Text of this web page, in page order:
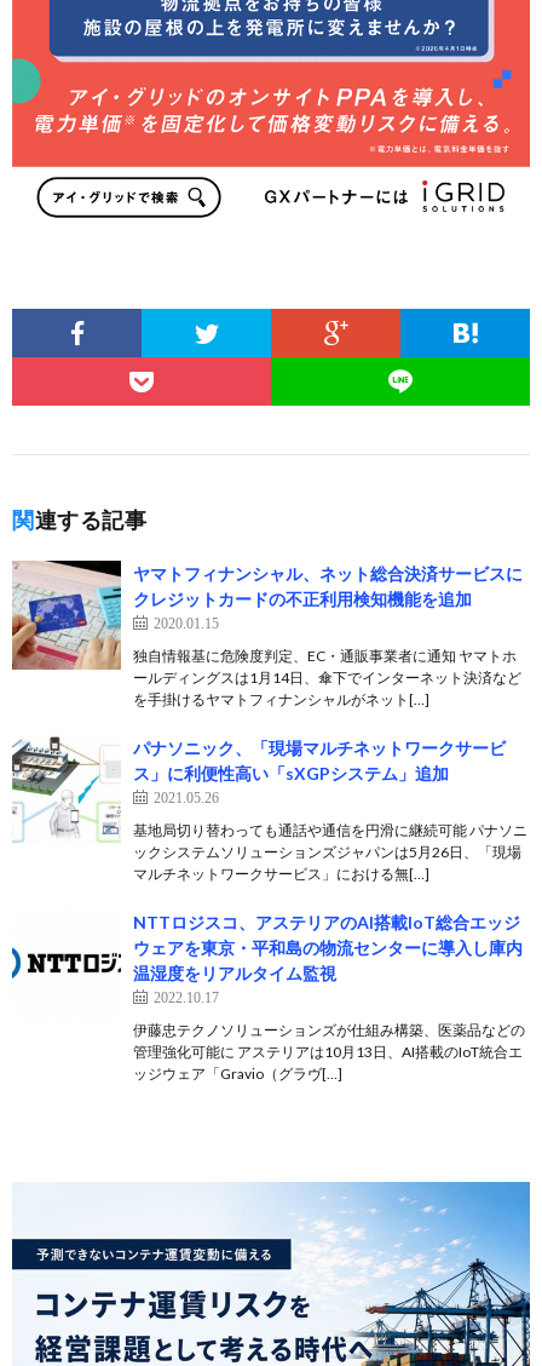
関連する記事
ヤマトフィナンシャル、ネット総合決済サービスに
クレジットカードの不正利用検知機能を追加
2020.01.15
独自情報基に危険度判定、EC・通販事業者に通知 ヤマトホ
ールディングスは1月14日、傘下でインターネット決済など
を手掛けるヤマトフィナンシャルがネット[…]
パナソニック、「現場マルチネットワークサービ
ス」に利便性高い「sXGPシステム」追加
2021.05.26
基地局切り替わっても通話や通信を円滑に継続可能 パナソニ
ックシステムソリューションズジャパンは5月26日、「現場
マルチネットワークサービス」における無[…]
NTTロジスコ、アステリアのAI搭載IoT総合エッジ
ウェアを東京・平和島の物流センターに導入し庫内
温湿度をリアルタイム監視
2022.10.17
伊藤忠テクノソリューションズが仕組み構築、医薬品などの
管理強化可能に アステリアは10月13日、AI搭載のIoT統合エ
ッジウェア「Gravio（グラヴ[…]